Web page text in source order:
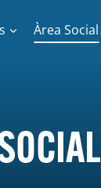
Àrea Social